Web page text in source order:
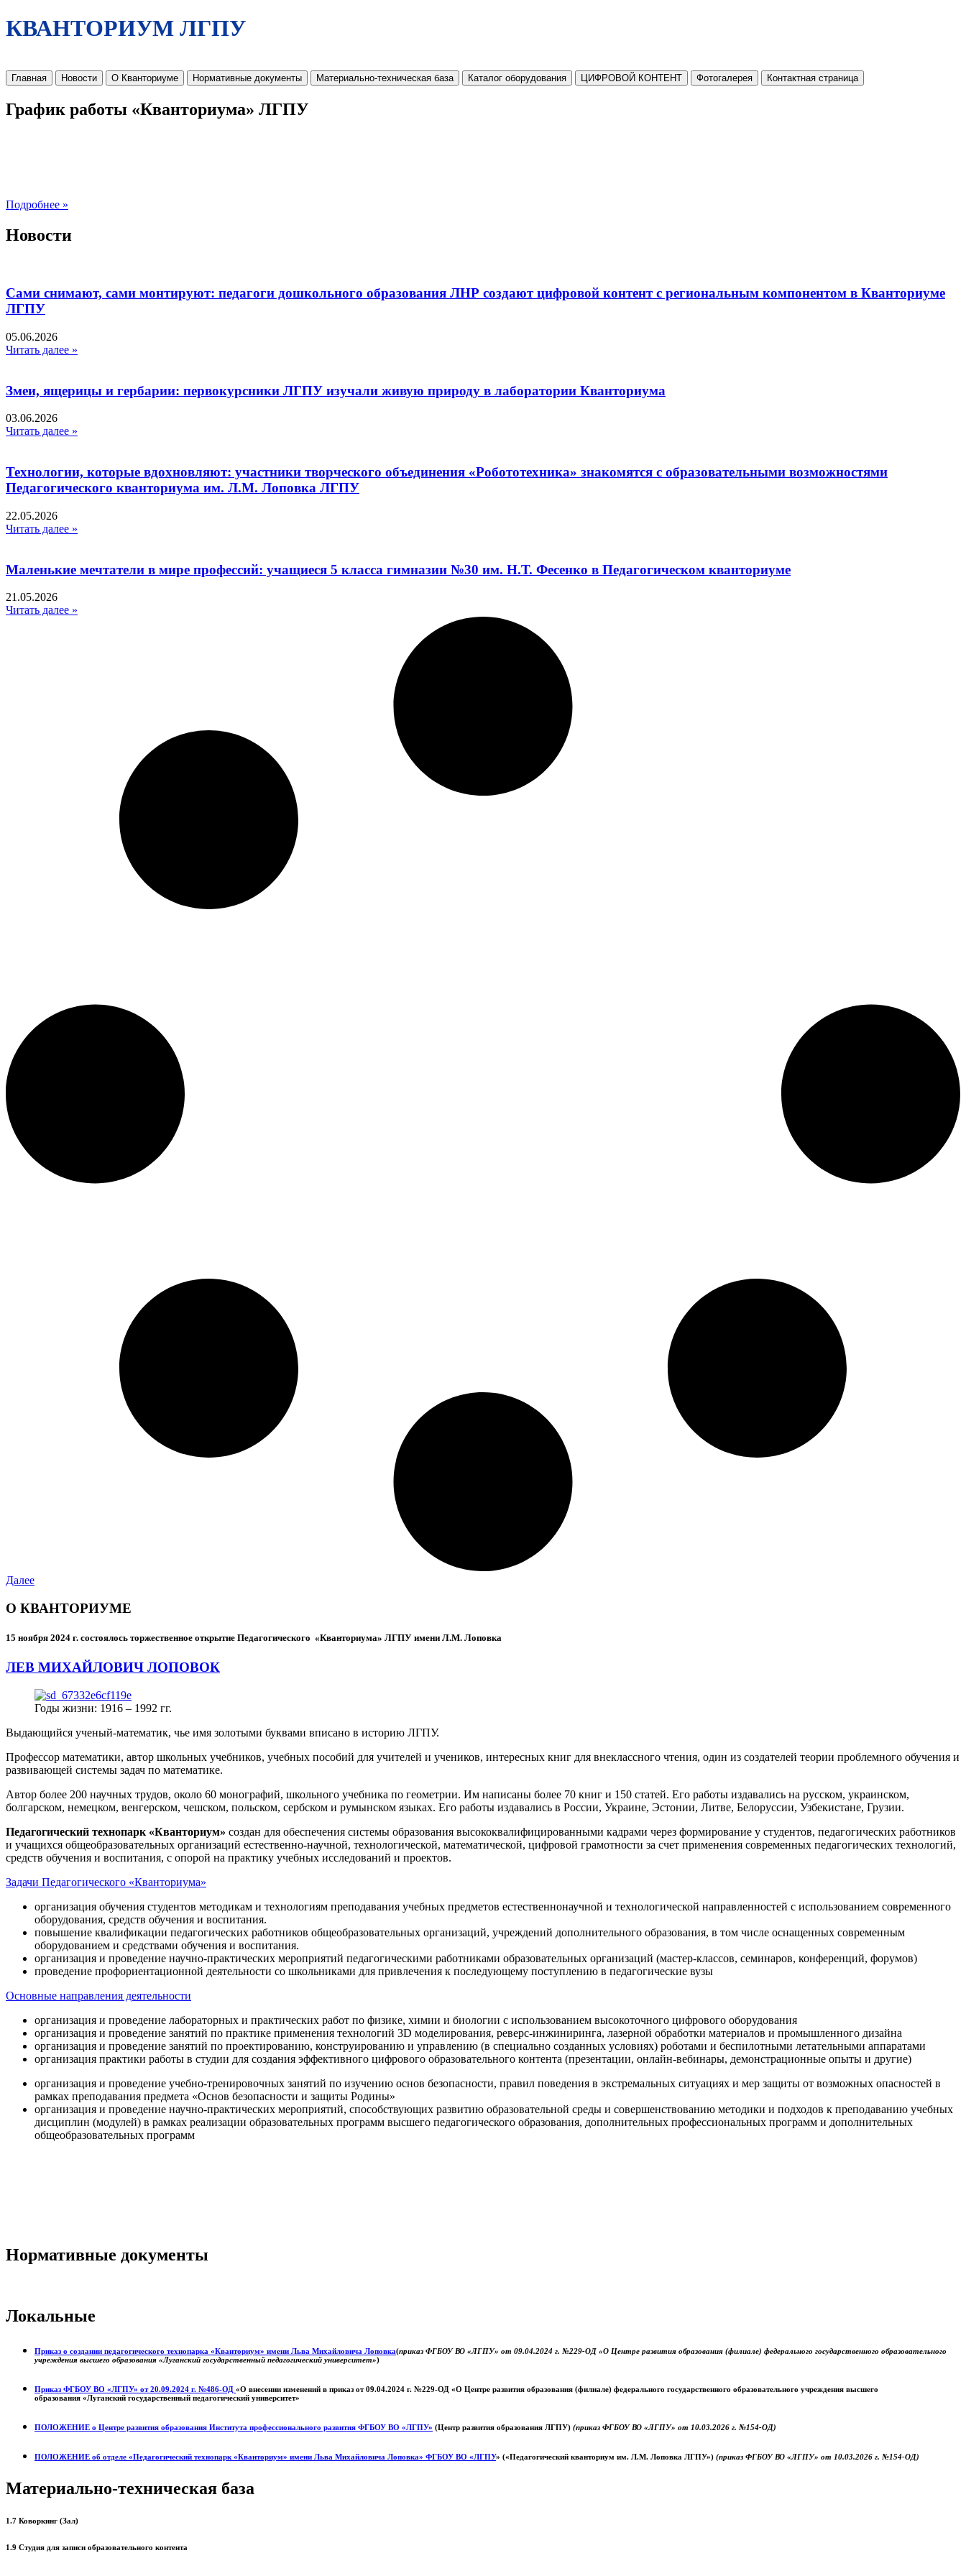
КВАНТОРИУМ ЛГПУ
Главная Новости О Кванториуме Нормативные документы Материально-техническая база Каталог оборудования ЦИФРОВОЙ КОНТЕНТ Фотогалерея Контактная страница
График работы «Кванториума» ЛГПУ
Подробнее »
Новости
Сами снимают, сами монтируют: педагоги дошкольного образования ЛНР создают цифровой контент с региональным компонентом в Кванториуме
ЛГПУ​
05.06.2026
Читать далее »
Змеи, ящерицы и гербарии: первокурсники ЛГПУ изучали живую природу в лаборатории Кванториума
03.06.2026
Читать далее »
Технологии, которые вдохновляют: участники творческого объединения «Робототехника» знакомятся с образовательными возможностями
Педагогического кванториума им. Л.М. Лоповка ЛГПУ
22.05.2026
Читать далее »
Маленькие мечтатели в мире профессий: учащиеся 5 класса гимназии №30 им. Н.Т. Фесенко в Педагогическом кванториуме
21.05.2026
Читать далее »
Далее
О КВАНТОРИУМЕ
15 ноября 2024 г. состоялось торжественное открытие Педагогического «Кванториума» ЛГПУ имени Л.М. Лоповка
ЛЕВ МИХАЙЛОВИЧ ЛОПОВОК
Годы жизни: 1916 – 1992 гг.
Выдающийся ученый-математик, чье имя золотыми буквами вписано в историю ЛГПУ.
Профессор математики, автор школьных учебников, учебных пособий для учителей и учеников, интересных книг для внеклассного чтения, один из создателей теории проблемного обучения и
развивающей системы задач по математике.
Автор более 200 научных трудов, около 60 монографий, школьного учебника по геометрии. Им написаны более 70 книг и 150 статей. Его работы издавались на русском, украинском,
болгарском, немецком, венгерском, чешском, польском, сербском и румынском языках. Его работы издавались в России, Украине, Эстонии, Литве, Белоруссии, Узбекистане, Грузии.
Педагогический технопарк «Кванториум» создан для обеспечения системы образования высококвалифицированными кадрами через формирование у студентов, педагогических работников
и учащихся общеобразовательных организаций естественно-научной, технологической, математической, цифровой грамотности за счет применения современных педагогических технологий,
средств обучения и воспитания, с опорой на практику учебных исследований и проектов.
Задачи Педагогического «Кванториума»
организация обучения студентов методикам и технологиям преподавания учебных предметов естественнонаучной и технологической направленностей с использованием современного
оборудования, средств обучения и воспитания.
повышение квалификации педагогических работников общеобразовательных организаций, учреждений дополнительного образования, в том числе оснащенных современным
оборудованием и средствами обучения и воспитания.
организация и проведение научно-практических мероприятий педагогическими работниками образовательных организаций (мастер-классов, семинаров, конференций, форумов)
проведение профориентационной деятельности со школьниками для привлечения к последующему поступлению в педагогические вузы
Основные направления деятельности
организация и проведение лабораторных и практических работ по физике, химии и биологии с использованием высокоточного цифрового оборудования
организация и проведение занятий по практике применения технологий 3D моделирования, реверс-инжиниринга, лазерной обработки материалов и промышленного дизайна
организация и проведение занятий по проектированию, конструированию и управлению (в специально созданных условиях) роботами и беспилотными летательными аппаратами
организация практики работы в студии для создания эффективного цифрового образовательного контента (презентации, онлайн-вебинары, демонстрационные опыты и другие)
организация и проведение учебно-тренировочных занятий по изучению основ безопасности, правил поведения в экстремальных ситуациях и мер защиты от возможных опасностей в
рамках преподавания предмета «Основ безопасности и защиты Родины»
организация и проведение научно-практических мероприятий, способствующих развитию образовательной среды и совершенствованию методики и подходов к преподаванию учебных
дисциплин (модулей) в рамках реализации образовательных программ высшего педагогического образования, дополнительных профессиональных программ и дополнительных
общеобразовательных программ
Нормативные документы
Локальные
Приказ о создании педагогического технопарка «Кванториум» имени Льва Михайловича Лоповка(приказ ФГБОУ ВО «ЛГПУ» от 09.04.2024 г. №229-ОД «О Центре развития образования (филиале) федерального государственного образовательного
учреждения высшего образования «Луганский государственный педагогический университет»)
Приказ ФГБОУ ВО «ЛГПУ» от 20.09.2024 г. №486-ОД «О внесении изменений в приказ от 09.04.2024 г. №229-ОД «О Центре развития образования (филиале) федерального государственного образовательного учреждения высшего
образования «Луганский государственный педагогический университет»
ПОЛОЖЕНИЕ о Центре развития образования Института профессионального развития ФГБОУ ВО «ЛГПУ» (Центр развития образования ЛГПУ) (приказ ФГБОУ ВО «ЛГПУ» от 10.03.2026 г. №154-ОД)
ПОЛОЖЕНИЕ об отделе «Педагогический технопарк «Кванториум» имени Льва Михайловича Лоповка» ФГБОУ ВО «ЛГПУ» («Педагогический кванториум им. Л.М. Лоповка ЛГПУ») (приказ ФГБОУ ВО «ЛГПУ» от 10.03.2026 г. №154-ОД)
Материально-техническая база
1.7 Коворкинг (Зал)
1.9 Студия для записи образовательного контента